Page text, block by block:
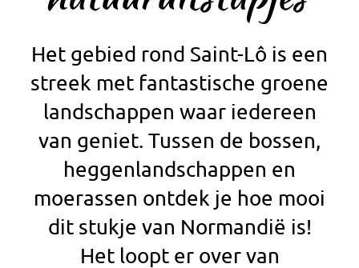
Het gebied rond Saint-Lô is een
streek met fantastische groene
landschappen waar iedereen
van geniet. Tussen de bossen,
heggenlandschappen en
moerassen ontdek je hoe mooi
dit stukje van Normandië is!
Het loopt er over van